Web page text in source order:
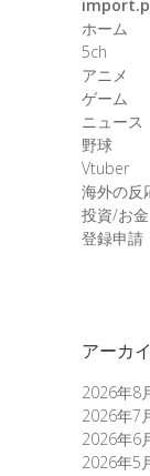
ホーム
5ch
アニメ
ゲーム
ニュース
野球
Vtuber
海外の反
投資/お金
登録申請
アーカ
2026年8
2026年7
2026年6
2026年5